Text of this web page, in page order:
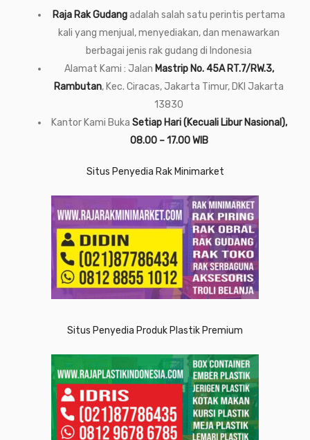
Raja Rak Gudangadalah salah satu perintis pertama
kali yang menjual, menyediakan, dan menawarkan
berbagai jenis rak gudang di Indonesia
Alamat Kami : Jalan Mastrip No. 45A RT.7/RW.3,
Rambutan, Kec. Ciracas, Jakarta Timur, DKI Jakarta
13830
Kantor Kami Buka Setiap Hari (Kecuali Libur Nasional),
08.00 – 17.00 WIB
Situs Penyedia Rak Minimarket
Situs Penyedia Produk Plastik Premium